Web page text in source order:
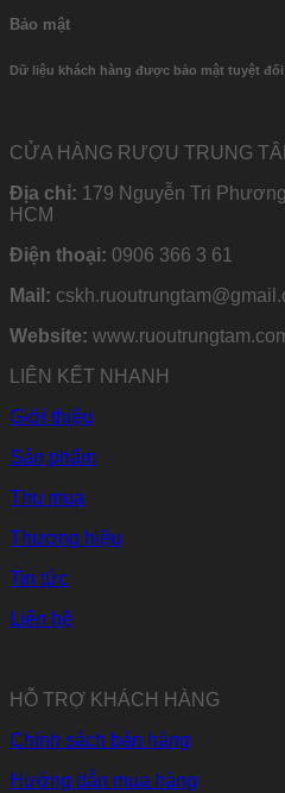
Bảo mật
Dữ liệu khách hàng được bảo mật tuyệt đối
CỬA HÀNG RƯỢU TRUNG
Địa chỉ: 179 Nguyễn Tri
HCM
Điện thoại: 0906 366 3 61
Mail:
Website:
LIÊN KẾT NHANH
Giới thiệu
Sản phẩm
Thu mua
Thương hiệu
Tin tức
Liên hệ
HỖ TRỢ KHÁCH HÀNG
Chính sách bán hàng
Hướng dẫn mua hàng